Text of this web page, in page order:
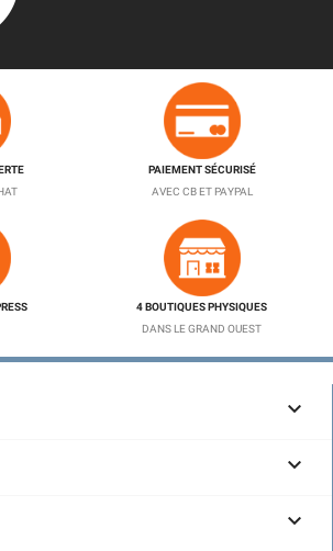
PAIEMENT SÉCURISÉ
AVEC CB ET PAYPAL
4 BOUTIQUES PHYSIQUES
DANS LE GRAND OUEST


